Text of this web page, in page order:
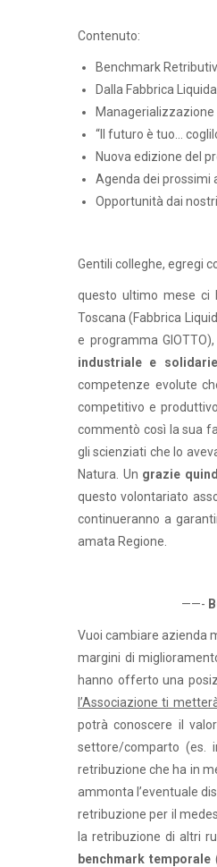
Contenuto:
Benchmark
Dalla Fabbrica
Managerializzazione
“Il futuro è tuo…
Nuova edizione del
Agenda dei prossimi
Opportunità dai
Gentili colleghe, egregi
questo ultimo mese ci
Toscana (Fabbrica
e programma
industriale e
competenze evolute
competitivo e
commentò così la sua
gli scienziati che lo
Natura. Un grazie
questo volontariato
continueranno a
amata Regione.
——-
Vuoi cambiare azienda
margini di
hanno offerto una
l’Associazione ti
potrà conoscere il
settore/comparto (es.
retribuzione che ha in
ammonta l’eventuale
retribuzione per il
la retribuzione di altri
benchmark temporale